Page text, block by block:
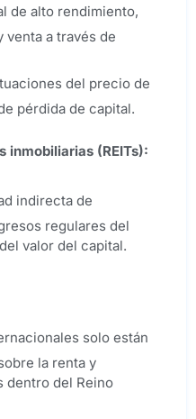
de alto rendimiento,
venta a través de
del precio de
pérdida de capital.
inmobiliarias (REITs):
indirecta de
regulares del
valor del capital.
solo están
la renta y
dentro del Reino